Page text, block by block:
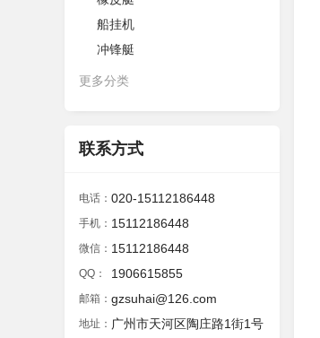
船挂机
冲锋艇
更多分类
联系方式
电话： 020-15112186448
手机： 15112186448
微信： 15112186448
QQ： 1906615855
邮箱： gzsuhai@126.com
地址： 广州市天河区陶庄路1街1号